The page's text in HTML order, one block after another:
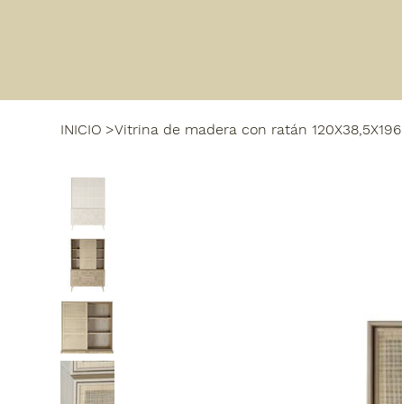
INICIO >Vitrina de madera con ratán 120X38,5X196